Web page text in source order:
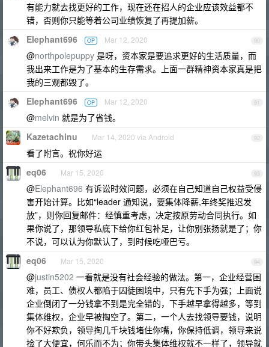
有能力就去找更好的工作，现在还在招人的企业应该效益都不
错，否则你只能等着公司业绩恢复了再提加薪。
90
Elephant696 OP Mar 12, 2020
@northpolepuppy 是呀，资本家是要追求更好的生活质量，而
我出来工作是为了基本的生存需求。上面一群精神资本家真是把
我的三观都毁了。
91
Elephant696 OP Mar 12, 2020
@melvin 就是为了省钱。
92
Kazetachinu Mar 14, 2020 via Android
看了附言。祝你好运
93
eq06 Mar 15, 2020
@Elephant696 有诉讼时效问题，必须在自己知道自己权益受侵
害开始计算。比如“leader 通知说，要集体降薪,年终奖推迟发
放”，则你回复邮件：经慎重考虑，决定按原劳动合同执行。如
果你说了，那领导私底下给你红包补足，让你别张扬就是了；你
不说，可以认为你默认了，到时候吃哑巴亏。
94
eq06 Mar 15, 2020
@justin5202 一看就是没有社会经验的做法。第一，企业经营困
难，员工、债权人都陷于囚徒困境中，只有先下手为强；上面说
企业倒闭了一分钱拿不到是完全错的，下手越早拿得越多，等到
集体维权，企业早被掏空了。第二，一个人去找领导要钱，说明
你不好欺负，领导掏几千块钱堵住你嘴，你保持低调，领导来说
捡了大便宜，何乐而不为；你带头集体维权就不一样了，领导就